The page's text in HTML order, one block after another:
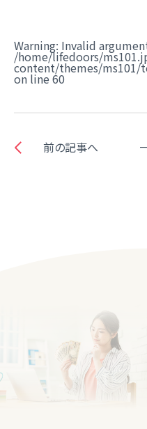
Warning: Invalid
/home/lifedoors/
content/themes/ms101/
on line 60
前の記事へ